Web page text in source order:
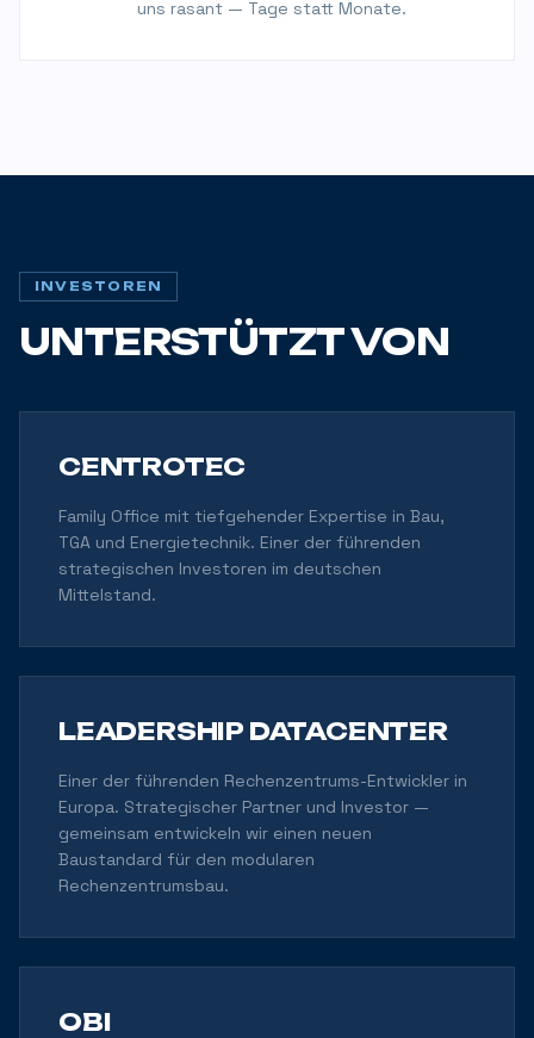
uns rasant — Tage statt Monate.
INVESTOREN
UNTERSTÜTZT VON
CENTROTEC
Family Office mit tiefgehender Expertise in Bau,
TGA und Energietechnik. Einer der führenden
strategischen Investoren im deutschen
Mittelstand.
LEADERSHIP DATACENTER
Einer der führenden Rechenzentrums-Entwickler in
Europa. Strategischer Partner und Investor —
gemeinsam entwickeln wir einen neuen
Baustandard für den modularen
Rechenzentrumsbau.
OBI